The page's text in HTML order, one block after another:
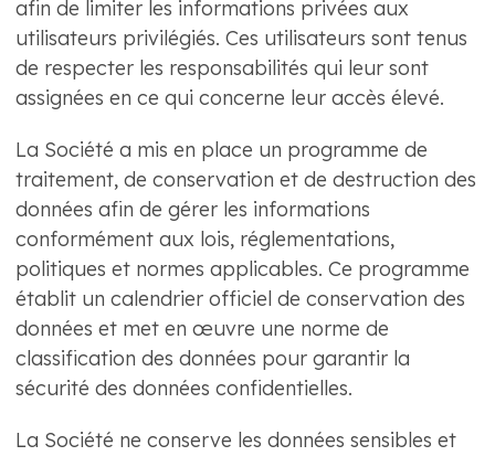
afin de limiter les informations privées aux
utilisateurs privilégiés. Ces utilisateurs sont tenus
de respecter les responsabilités qui leur sont
assignées en ce qui concerne leur accès élevé.
La Société a mis en place un programme de
traitement, de conservation et de destruction des
données afin de gérer les informations
conformément aux lois, réglementations,
politiques et normes applicables. Ce programme
établit un calendrier officiel de conservation des
données et met en œuvre une norme de
classification des données pour garantir la
sécurité des données confidentielles.
La Société ne conserve les données sensibles et